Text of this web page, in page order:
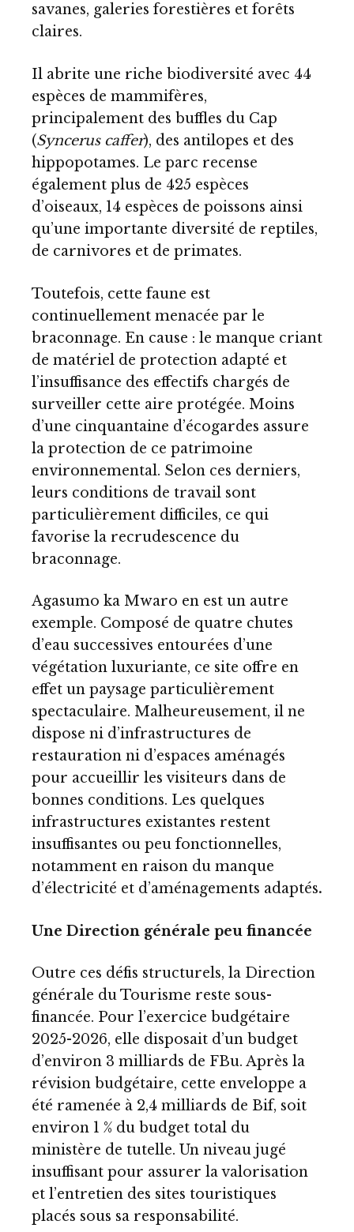
savanes, galeries forestières et forêts
claires.
Il abrite une riche biodiversité avec 44
espèces de mammifères,
principalement des buffles du Cap
(Syncerus caffer), des antilopes et des
hippopotames. Le parc recense
également plus de 425 espèces
d’oiseaux, 14 espèces de poissons ainsi
qu’une importante diversité de reptiles,
de carnivores et de primates.
Toutefois, cette faune est
continuellement menacée par le
braconnage. En cause : le manque criant
de matériel de protection adapté et
l’insuffisance des effectifs chargés de
surveiller cette aire protégée. Moins
d’une cinquantaine d’écogardes assure
la protection de ce patrimoine
environnemental. Selon ces derniers,
leurs conditions de travail sont
particulièrement difficiles, ce qui
favorise la recrudescence du
braconnage.
Agasumo ka Mwaro en est un autre
exemple. Composé de quatre chutes
d’eau successives entourées d’une
végétation luxuriante, ce site offre en
effet un paysage particulièrement
spectaculaire. Malheureusement, il ne
dispose ni d’infrastructures de
restauration ni d’espaces aménagés
pour accueillir les visiteurs dans de
bonnes conditions. Les quelques
infrastructures existantes restent
insuffisantes ou peu fonctionnelles,
notamment en raison du manque
d’électricité et d’aménagements adaptés.
Une Direction générale peu financée
Outre ces défis structurels, la Direction
générale du Tourisme reste sous-
financée. Pour l’exercice budgétaire
2025-2026, elle disposait d’un budget
d’environ 3 milliards de FBu. Après la
révision budgétaire, cette enveloppe a
été ramenée à 2,4 milliards de Bif, soit
environ 1 % du budget total du
ministère de tutelle. Un niveau jugé
insuffisant pour assurer la valorisation
et l’entretien des sites touristiques
placés sous sa responsabilité.